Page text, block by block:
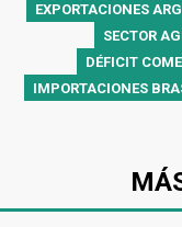
EXPORTACIONES
SECTOR
DÉFICIT
IMPORTACIONES